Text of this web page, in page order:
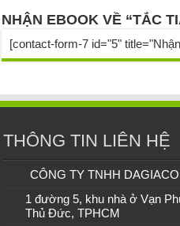
NHẬN EBOOK VỀ “TẮC
[contact-form-7 id="5"
THÔNG TIN LIÊN HỆ
CÔNG TY TNHH DAGIACO
1 đường 5, khu nhà ở Vạn
Thủ Đức, TPHCM